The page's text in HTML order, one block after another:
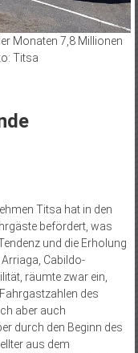
Monaten 7,8 Millionen
Titsa
Titsa hat in den
befördert, was
und die Erholung
Cabildo-
räumte zwar ein,
des
aber auch
durch den Beginn des
aus dem